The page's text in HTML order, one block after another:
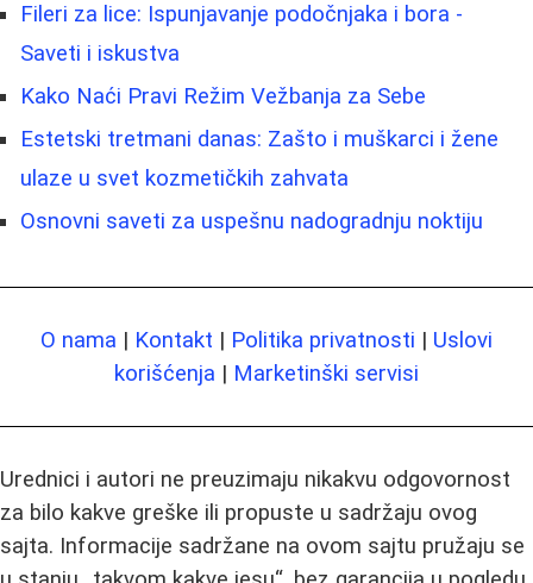
Fileri za lice: Ispunjavanje podočnjaka i bora -
Saveti i iskustva
Kako Naći Pravi Režim Vežbanja za Sebe
Estetski tretmani danas: Zašto i muškarci i žene
ulaze u svet kozmetičkih zahvata
Osnovni saveti za uspešnu nadogradnju noktiju
O nama | Kontakt | Politika privatnosti | Uslovi
korišćenja | Marketinški servisi
Urednici i autori ne preuzimaju nikakvu odgovornost
za bilo kakve greške ili propuste u sadržaju ovog
sajta. Informacije sadržane na ovom sajtu pružaju se